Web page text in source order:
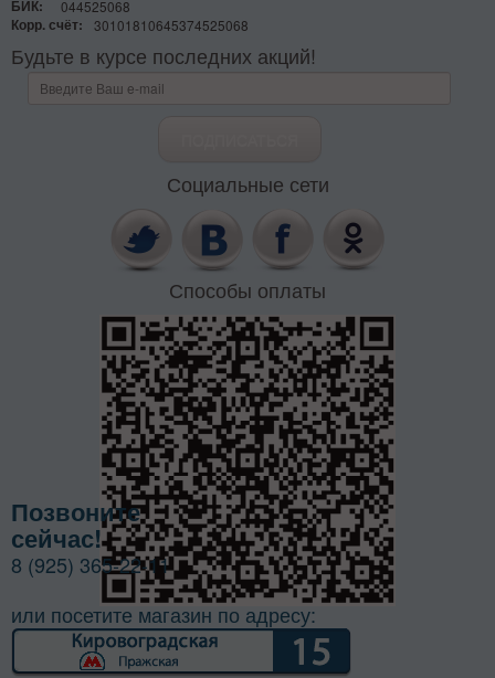
БИК:
044525068
Корр. счёт:
30101810645374525068
Будьте в курсе последних акций!
Социальные сети
Способы оплаты
Позвоните
сейчас!
8 (925) 365-22-11
или посетите магазин по адресу: